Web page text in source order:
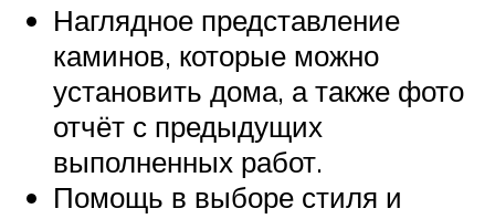
Наглядное представление
каминов, которые можно
установить дома, а также фото
отчёт с предыдущих
выполненных работ.
Помощь в выборе стиля и